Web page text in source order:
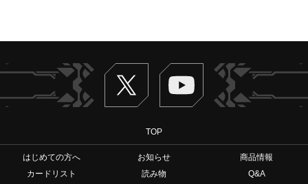
Twitter ヴァンガードch
TOP
はじめての方へ お知らせ
商品情報
カードリスト
読み物
Q&A